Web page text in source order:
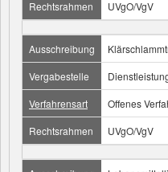
Rechtsrahmen
UVgO/VgV
Ausschreibung
Vergabestelle
Verfahrensart
Offenes
Rechtsrahmen
UVgO/VgV